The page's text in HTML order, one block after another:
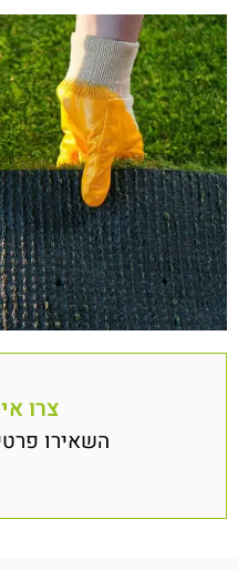
צרו
השאירו